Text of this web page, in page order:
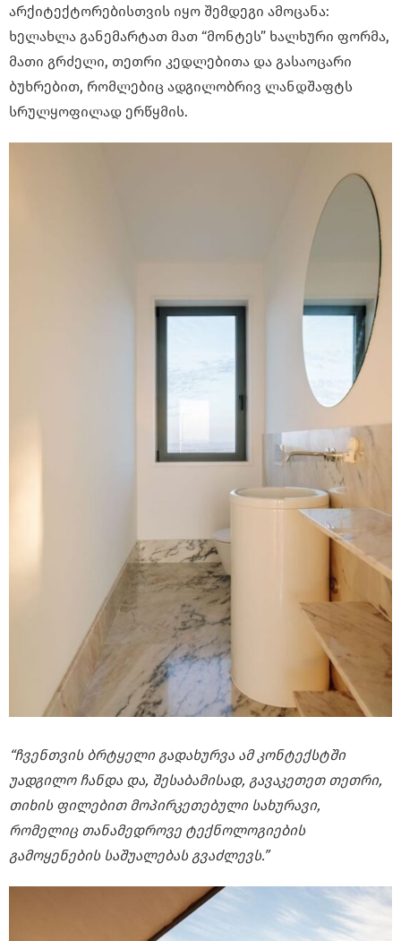
არქიტექტორებისთვის იყო შემდეგი ამოცანა:
ხელახლა განემარტათ მათ “მონტეს” ხალხური ფორმა,
მათი გრძელი, თეთრი კედლებითა და გასაოცარი
ბუხრებით, რომლებიც ადგილობრივ ლანდშაფტს
სრულყოფილად ერწყმის.
“ჩვენთვის ბრტყელი გადახურვა ამ კონტექსტში
უადგილო ჩანდა და, შესაბამისად, გავაკეთეთ თეთრი,
თიხის ფილებით მოპირკეთებული სახურავი,
რომელიც თანამედროვე ტექნოლოგიების
გამოყენების საშუალებას გვაძლევს.”